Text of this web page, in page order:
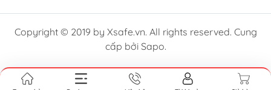
Copyright © 2019 by Xsafe.vn. All rights reserved. Cung
cấp bởi Sapo.